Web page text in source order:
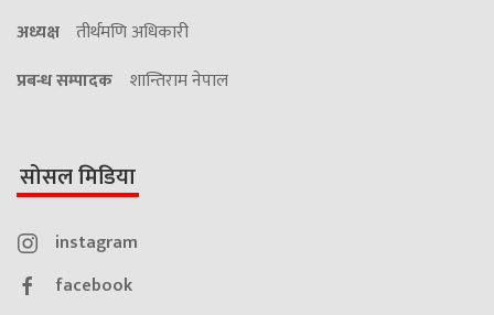
अध्यक्ष तीर्थमणि अधिकारी
प्रबन्ध सम्पादक शान्तिराम नेपाल
सोसल मिडिया
instagram
facebook